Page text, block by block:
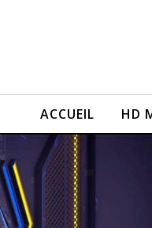
ACCUEIL HD